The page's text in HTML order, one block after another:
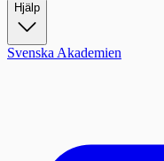
Hjälp
Svenska Akademien